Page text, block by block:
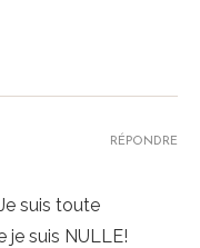
suis toute
je suis NULLE!
RÉPONDRE